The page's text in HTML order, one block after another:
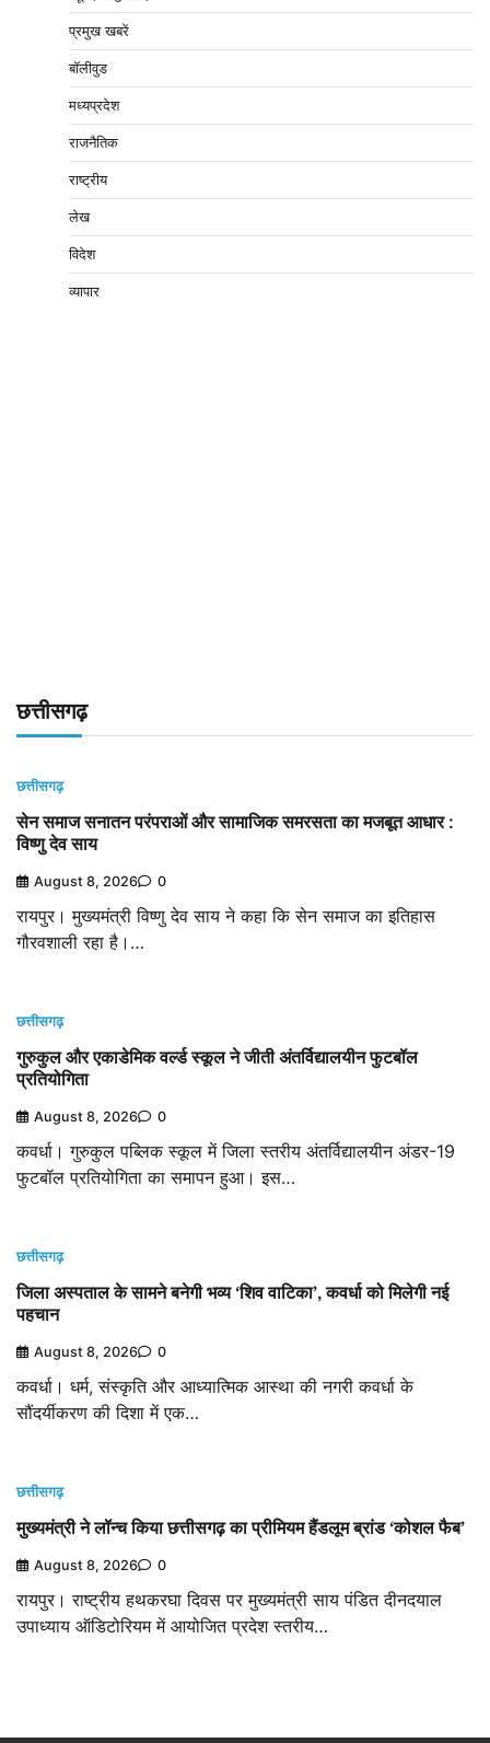
प्रमुख खबरें
बॉलीवुड
मध्यप्रदेश
राजनैतिक
राष्ट्रीय
लेख
विदेश
व्यापार
छत्तीसगढ़
छत्तीसगढ़
सेन समाज सनातन परंपराओं और सामाजिक समरसता का मजबूत आधार :
विष्णु देव साय
August 8, 2026 0
रायपुर। मुख्यमंत्री विष्णु देव साय ने कहा कि सेन समाज का इतिहास
गौरवशाली रहा है।…
छत्तीसगढ़
गुरुकुल और एकाडेमिक वर्ल्ड स्कूल ने जीती अंतर्विद्यालयीन फुटबॉल
प्रतियोगिता
August 8, 2026 0
कवर्धा। गुरुकुल पब्लिक स्कूल में जिला स्तरीय अंतर्विद्यालयीन अंडर-19
फुटबॉल प्रतियोगिता का समापन हुआ। इस…
छत्तीसगढ़
जिला अस्पताल के सामने बनेगी भव्य ‘शिव वाटिका’, कवर्धा को मिलेगी नई
पहचान
August 8, 2026 0
कवर्धा। धर्म, संस्कृति और आध्यात्मिक आस्था की नगरी कवर्धा के
सौंदर्यीकरण की दिशा में एक…
छत्तीसगढ़
मुख्यमंत्री ने लॉन्च किया छत्तीसगढ़ का प्रीमियम हैंडलूम ब्रांड ‘कोशल फैब’
August 8, 2026 0
रायपुर। राष्ट्रीय हथकरघा दिवस पर मुख्यमंत्री साय पंडित दीनदयाल
उपाध्याय ऑडिटोरियम में आयोजित प्रदेश स्तरीय…